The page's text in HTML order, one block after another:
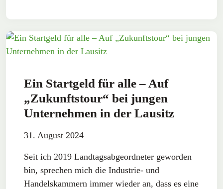
Ein Startgeld für alle – Auf
„Zukunftstour“ bei jungen
Unternehmen in der Lausitz
31. August 2024
Seit ich 2019 Landtagsabgeordneter geworden
bin, sprechen mich die Industrie- und
Handelskammern immer wieder an, dass es eine